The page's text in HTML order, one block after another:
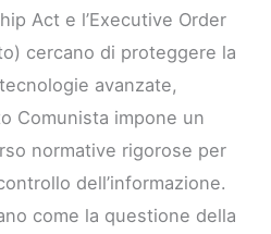
Act e l’Executive Order
cercano di proteggere la
avanzate,
Comunista impone un
normative rigorose per
dell’informazione.
come la questione della